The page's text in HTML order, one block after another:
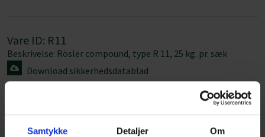
Samtykke Detaljer Om
Vare ID: R11
Beskrivelse: Rösler compound, type R 11, 25 kg. pr. sæk
Download sikkerhedsdatablad
Vare ID: R20B
Beskrivelse: Rösler pulver compound, type R 20 B, leveret i 25